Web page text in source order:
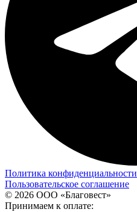
Политика конфиденциальности
Пользовательское соглашение
© 2026 ООО «Благовест»
Принимаем к оплате: